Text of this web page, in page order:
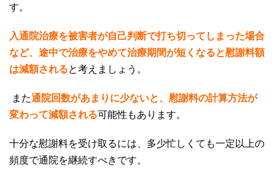
す。
入通院治療を被害者が自己判断で打ち切ってしまった場合
など、途中で治療をやめて治療期間が短くなると慰謝料額
は減額されると考えましょう。
また通院回数があまりに少ないと、慰謝料の計算方法が
変わって減額される可能性もあります。
十分な慰謝料を受け取るには、多少忙しくても一定以上の
頻度で通院を継続すべきです。